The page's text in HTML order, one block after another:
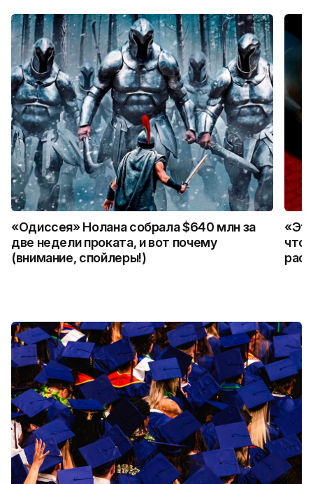
«Одиссея» Нолана собрала $640 млн за
две недели проката, и вот почему
(внимание, спойлеры!)
что